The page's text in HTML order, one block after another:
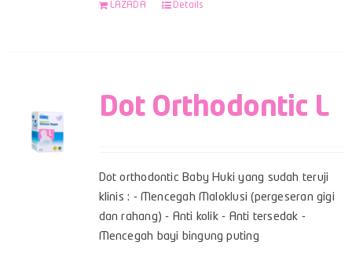
LAZADA Details
Dot Orthodontic L
Dot orthodontic Baby Huki yang sudah teruji
klinis : - Mencegah Maloklusi (pergeseran gigi
dan rahang) - Anti kolik - Anti tersedak -
Mencegah bayi bingung puting